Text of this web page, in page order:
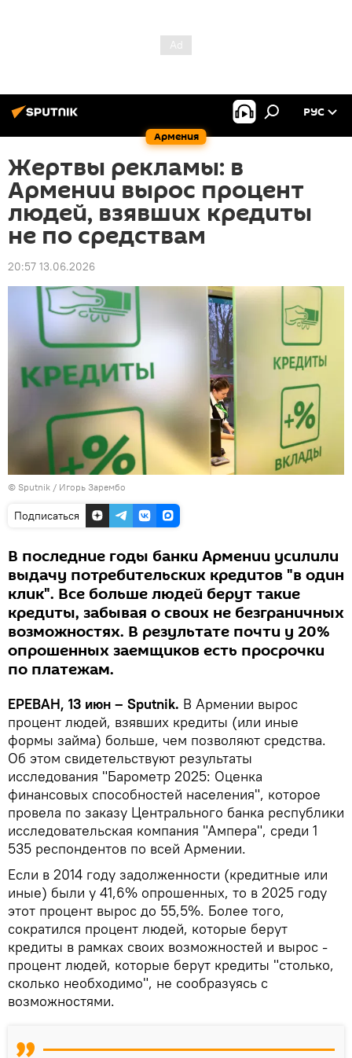
Армения
РУС
Жертвы рекламы: в
Армении вырос процент
людей, взявших кредиты
не по средствам
20:57 13.06.2026
© Sputnik / Игорь Зарембо
Подписаться
В последние годы банки Армении усилили
выдачу потребительских кредитов "в один
клик". Все больше людей берут такие
кредиты, забывая о своих не безграничных
возможностях. В результате почти у 20%
опрошенных заемщиков есть просрочки
по платежам.
ЕРЕВАН, 13 июн – Sputnik. В Армении вырос
процент людей, взявших кредиты (или иные
формы займа) больше, чем позволяют средства.
Об этом свидетельствуют результаты
исследования "Барометр 2025: Оценка
финансовых способностей населения", которое
провела по заказу Центрального банка республики
исследовательская компания "Ампера", среди 1
535 респондентов по всей Армении.
Если в 2014 году задолженности (кредитные или
иные) были у 41,6% опрошенных, то в 2025 году
этот процент вырос до 55,5%. Более того,
сократился процент людей, которые берут
кредиты в рамках своих возможностей и вырос -
процент людей, которые берут кредиты "столько,
сколько необходимо", не сообразуясь с
возможностями.